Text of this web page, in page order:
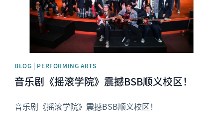
BLOG | PERFORMING ARTS
音乐剧《摇滚学院》震撼BSB顺义校区！
音乐剧《摇滚学院》震撼BSB顺义校区！